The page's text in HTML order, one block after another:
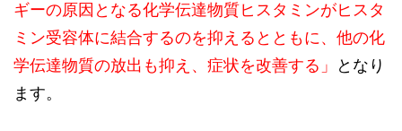
ギーの原因となる化学伝達物質ヒスタミンがヒスタ
ミン受容体に結合するのを抑えるとともに、他の化
学伝達物質の放出も抑え、症状を改善する」
となり
ます。